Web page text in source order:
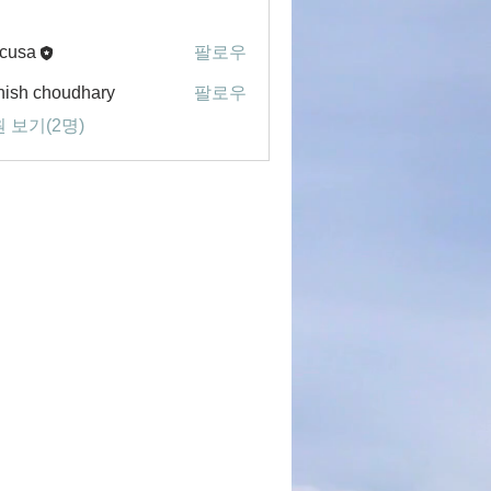
팔로우
choudhary
팔로우
보기(2명)